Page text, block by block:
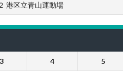
港区立青山運動場
3 4 5